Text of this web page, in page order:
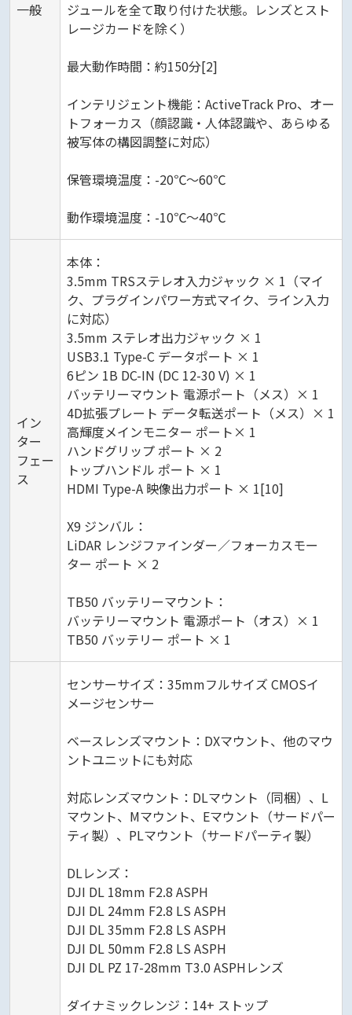
一般
ジュールを全て取り付けた状態。レンズとスト
レージカードを除く）
最大動作時間：約150分[2]
インテリジェント機能：ActiveTrack Pro、オー
トフォーカス（顔認識・人体認識や、あらゆる
被写体の構図調整に対応）
保管環境温度：-20℃〜60℃
動作環境温度：-10℃～40℃
イン
ター
フェー
ス
本体：
3.5mm TRSステレオ入力ジャック × 1（マイ
ク、プラグインパワー方式マイク、ライン入力
に対応）
3.5mm ステレオ出力ジャック × 1
USB3.1 Type-C データポート × 1
6ピン 1B DC-IN (DC 12-30 V) × 1
バッテリーマウント 電源ポート（メス）× 1
4D拡張プレート データ転送ポート（メス）× 1
高輝度メインモニター ポート× 1
ハンドグリップ ポート × 2
トップハンドル ポート × 1
HDMI Type-A 映像出力ポート × 1[10]
X9 ジンバル：
LiDAR レンジファインダー／フォーカスモー
ター ポート × 2
TB50 バッテリーマウント：
バッテリーマウント 電源ポート（オス）× 1
TB50 バッテリー ポート × 1
センサーサイズ：35mmフルサイズ CMOSイ
メージセンサー
ベースレンズマウント：DXマウント、他のマウ
ントユニットにも対応
対応レンズマウント：DLマウント（同梱）、L
マウント、Mマウント、Eマウント（サードパー
ティ製）、PLマウント（サードパーティ製）
DLレンズ：
DJI DL 18mm F2.8 ASPH
DJI DL 24mm F2.8 LS ASPH
DJI DL 35mm F2.8 LS ASPH
DJI DL 50mm F2.8 LS ASPH
DJI DL PZ 17-28mm T3.0 ASPHレンズ
ダイナミックレンジ：14+ ストップ